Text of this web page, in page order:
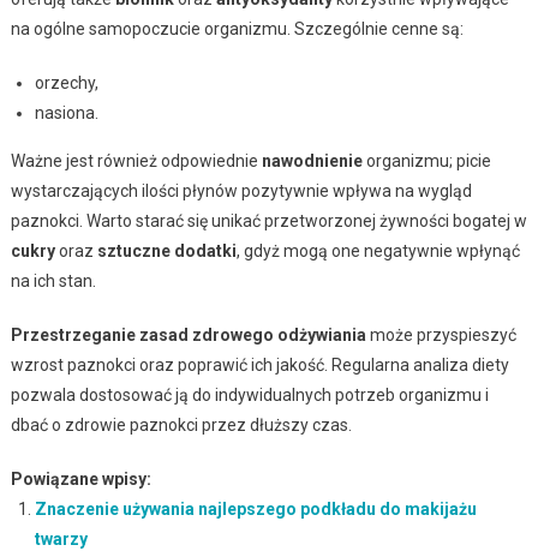
na ogólne samopoczucie organizmu. Szczególnie cenne są:
orzechy,
nasiona.
Ważne jest również odpowiednie nawodnienieorganizmu; picie
wystarczających ilości płynów pozytywnie wpływa na wygląd
paznokci. Warto starać się unikać przetworzonej żywności bogatej w
cukryoraz sztuczne dodatki, gdyż mogą one negatywnie wpłynąć
na ich stan.
Przestrzeganie zasad zdrowego odżywianiamoże przyspieszyć
wzrost paznokci oraz poprawić ich jakość. Regularna analiza diety
pozwala dostosować ją do indywidualnych potrzeb organizmu i
dbać o zdrowie paznokci przez dłuższy czas.
Powiązane wpisy:
Znaczenie używania najlepszego podkładu do makijażu
twarzy